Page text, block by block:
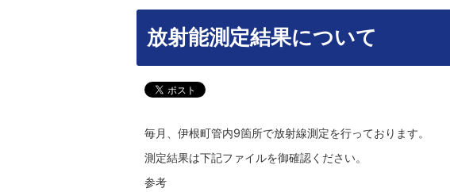
放射能測定結果について
毎月、伊根町管内9箇所で放射線測定を行っております。
測定結果は下記ファイルを御確認ください。
参考